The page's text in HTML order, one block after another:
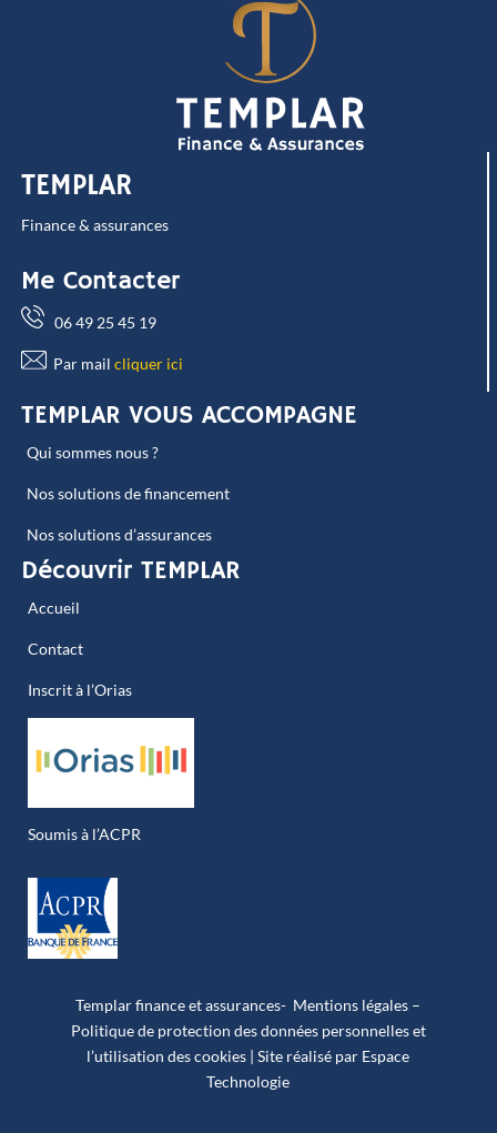
TEMPLAR
Finance & assurances
Me Contacter
06 49 25 45 19
Par mail cliquer ici
TEMPLAR VOUS ACCOMPAGNE
Qui sommes nous ?
Nos solutions de financement
Nos solutions d’assurances
Découvrir TEMPLAR
Accueil
Contact
Inscrit à l’Orias
Soumis à l’ACPR
Templar finance et assurances- Mentions légales –
Politique de protection des données personnelles et
l’utilisation des cookies | Site réalisé par Espace
Technologie